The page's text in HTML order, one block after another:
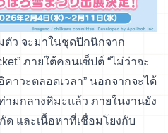
ตัว จะมาในชุดปิกนิกจาก
ภายใต้คอนเซ็ปต์ “ไม่ว่าจะ
าวะตลอดเวลา” นอกจากจะได้
มกลางหิมะแล้ว ภายในงานยัง
และเนื้อหาที่เชื่อมโยงกับ